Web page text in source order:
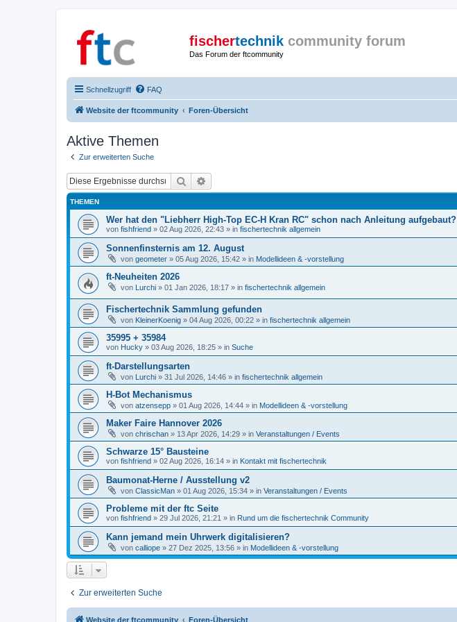
fischertechnik community forum
Das Forum der ftcommunity
Schnellzugriff FAQ
Website der ftcommunity Foren-Übersicht
Aktive Themen
Zur erweiterten Suche
Suche
THEMEN
Wer hat den "Liebherr High-Top EC-H Kran RC" schon nach Anleitung aufgebaut?
von fishfriend » 02 Aug 2026, 22:43 » in fischertechnik allgemein
Sonnenfinsternis am 12. August
von geometer » 05 Aug 2026, 15:42 » in Modellideen & -vorstellung
ft-Neuheiten 2026
von Lurchi » 01 Jan 2026, 18:17 » in fischertechnik allgemein
Fischertechnik Sammlung gefunden
von KleinerKoenig » 04 Aug 2026, 00:22 » in fischertechnik allgemein
35995 + 35984
von Hucky » 03 Aug 2026, 18:25 » in Suche
ft-Darstellungsarten
von Lurchi » 31 Jul 2026, 14:46 » in fischertechnik allgemein
H-Bot Mechanismus
von atzensepp » 01 Aug 2026, 14:44 » in Modellideen & -vorstellung
Maker Faire Hannover 2026
von chrischan » 13 Apr 2026, 14:29 » in Veranstaltungen / Events
Schwarze 15° Bausteine
von fishfriend » 02 Aug 2026, 16:14 » in Kontakt mit fischertechnik
Baumonat-Herne / Ausstellung v2
von ClassicMan » 01 Aug 2026, 15:34 » in Veranstaltungen / Events
Probleme mit der ftc Seite
von fishfriend » 29 Jul 2026, 21:21 » in Rund um die fischertechnik Community
Kann jemand mein Uhrwerk digitalisieren?
von calliope » 27 Dez 2025, 13:56 » in Modellideen & -vorstellung
Zur erweiterten Suche
Website der ftcommunity Foren-Übersicht